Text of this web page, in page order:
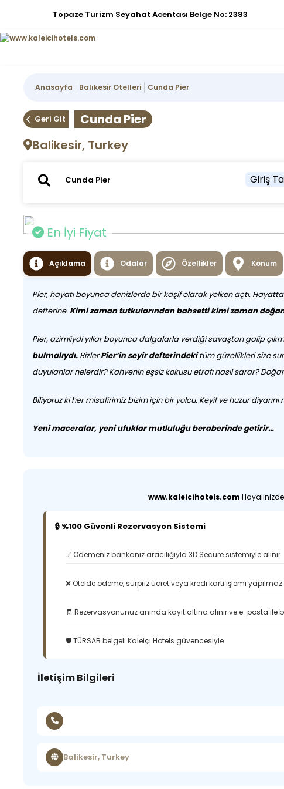
Topaze Turizm Seyahat Acentası Belge No: 2383
Anasayfa Balıkesir Otelleri Cunda Pier
Geri Git
Cunda Pier
Balikesir, Turkey
Giriş
En İyi Fiyat
Açıklama Odalar Özellikler Konum
Pier, hayatı boyunca denizlerde bir kaşif olarak yelken açtı.
defterine. Kimi zaman tutkularından bahsetti kimi zaman
Pier, azimliydi yıllar boyunca dalgalarla verdiği savaştan galip
bulmalıydı. BizlerPier’in seyir defterindekitüm güzellikleri size
duyulanlar nelerdir? Kahvenin eşsiz kokusu etrafı nasıl sarar?
Biliyoruz ki her misafirimiz bizim için bir yolcu. Keyif ve huzur diyarını
Yeni maceralar, yeni ufuklar mutluluğu beraberinde getirir…
www.kaleicihotels.com
🔒 %100 Güvenli Rezervasyon Sistemi
✅ Ödemeniz bankanız aracılığıyla 3D Secure sistemiyle alınır
❌ Otelde ödeme, sürpriz ücret veya kredi kartı işlemi yapılmaz
🧾 Rezervasyonunuz anında kayıt altına alınır ve e-posta ile
🛡️ TÜRSAB belgeli Kaleiçi Hotels güvencesiyle
İletişim Bilgileri
Balikesir, Turkey